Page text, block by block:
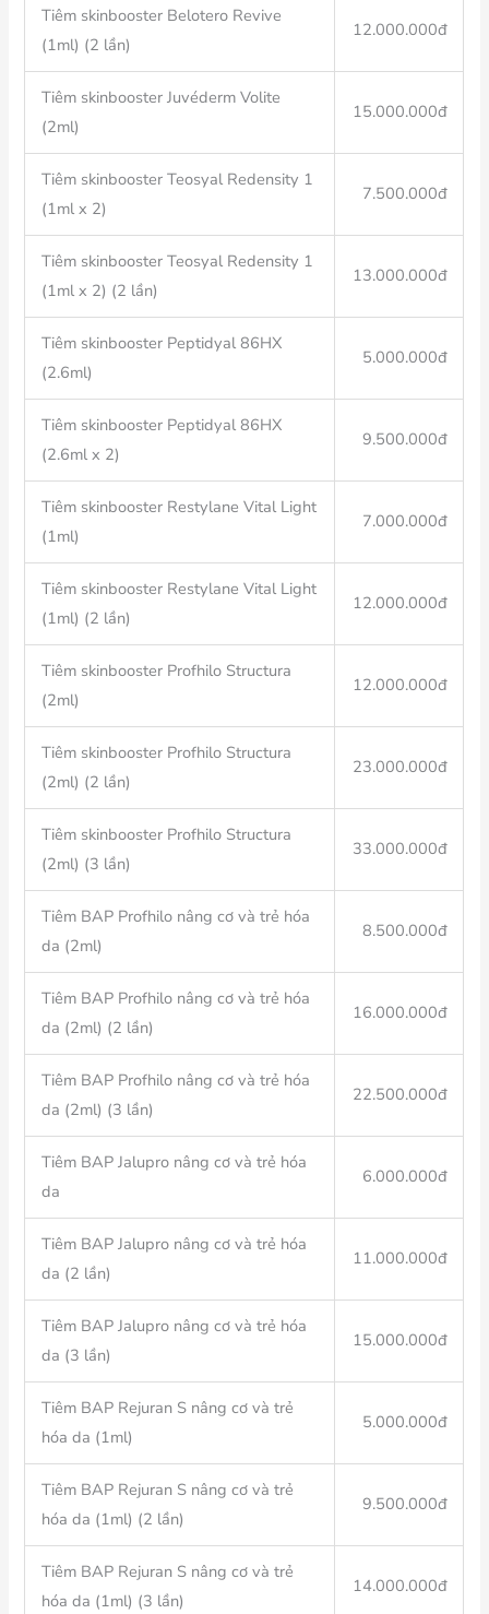
Tiêm skinbooster Belotero Revive
(1ml) (2 lần)
12.000.000đ
Tiêm skinbooster Juvéderm Volite
(2ml)
15.000.000đ
Tiêm skinbooster Teosyal Redensity 1
(1ml x 2)
7.500.000đ
Tiêm skinbooster Teosyal Redensity 1
(1ml x 2) (2 lần)
13.000.000đ
Tiêm skinbooster Peptidyal 86HX
(2.6ml)
5.000.000đ
Tiêm skinbooster Peptidyal 86HX
(2.6ml x 2)
9.500.000đ
Tiêm skinbooster Restylane Vital Light
(1ml)
7.000.000đ
Tiêm skinbooster Restylane Vital Light
(1ml) (2 lần)
12.000.000đ
Tiêm skinbooster Profhilo Structura
(2ml)
12.000.000đ
Tiêm skinbooster Profhilo Structura
(2ml) (2 lần)
23.000.000đ
Tiêm skinbooster Profhilo Structura
(2ml) (3 lần)
33.000.000đ
Tiêm BAP Profhilo nâng cơ và trẻ hóa
da (2ml)
8.500.000đ
Tiêm BAP Profhilo nâng cơ và trẻ hóa
da (2ml) (2 lần)
16.000.000đ
Tiêm BAP Profhilo nâng cơ và trẻ hóa
da (2ml) (3 lần)
22.500.000đ
Tiêm BAP Jalupro nâng cơ và trẻ hóa
da
6.000.000đ
Tiêm BAP Jalupro nâng cơ và trẻ hóa
da (2 lần)
11.000.000đ
Tiêm BAP Jalupro nâng cơ và trẻ hóa
da (3 lần)
15.000.000đ
Tiêm BAP Rejuran S nâng cơ và trẻ
hóa da (1ml)
5.000.000đ
Tiêm BAP Rejuran S nâng cơ và trẻ
hóa da (1ml) (2 lần)
9.500.000đ
Tiêm BAP Rejuran S nâng cơ và trẻ
hóa da (1ml) (3 lần)
14.000.000đ